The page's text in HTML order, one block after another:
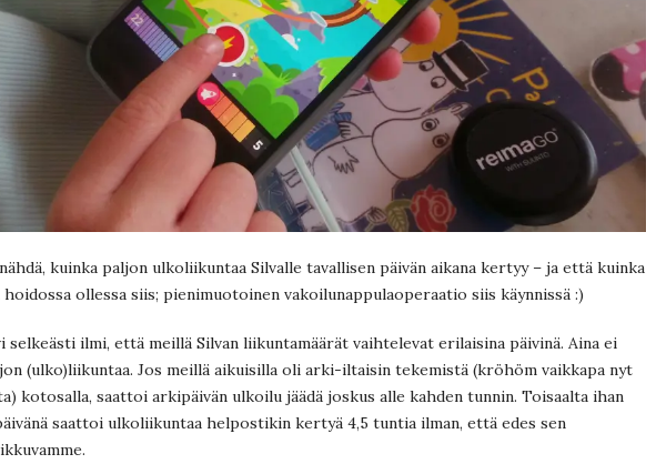
kuinka paljon ulkoliikuntaa Silvalle tavallisen päivän aikana kertyy – ja että kuinka
ollessa siis; pienimuotoinen vakoilunappulaoperaatio siis käynnissä :)
selkeästi ilmi, että meillä Silvan liikuntamäärät vaihtelevat erilaisina päivinä. Aina ei
(ulko)liikuntaa. Jos meillä aikuisilla oli arki-iltaisin tekemistä (kröhöm vaikkapa nyt
kotosalla, saattoi arkipäivän ulkoilu jäädä joskus alle kahden tunnin. Toisaalta ihan
saattoi ulkoliikuntaa helpostikin kertyä 4,5 tuntia ilman, että edes sen